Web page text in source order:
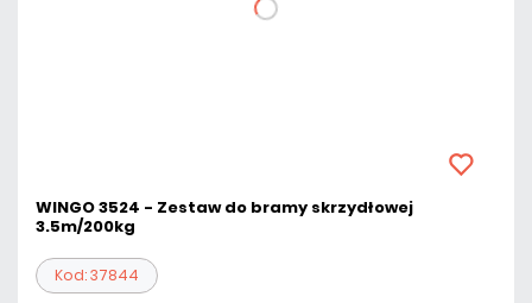
WINGO 3524 - Zestaw do bramy skrzydłowej
3.5m/200kg
Kod: 37844